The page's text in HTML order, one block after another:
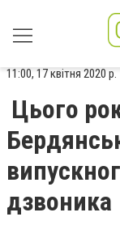
11:00, 17 квітня 2020 р.
Цього
дзвоника